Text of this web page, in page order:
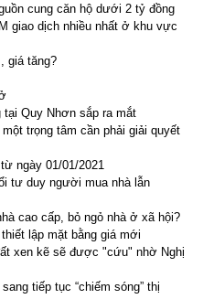
cung căn hộ dưới 2 tỷ đồng
giao dịch nhiều nhất ở khu vực
giá tăng?
tại Quy Nhơn sắp ra mắt
trọng tâm cần phải giải quyết
ngày 01/01/2021
tư duy người mua nhà lẫn
cao cấp, bỏ ngỏ nhà ở xã hội?
lập mặt bằng giá mới
xen kẽ sẽ được "cứu" nhờ Nghị
tiếp tục “chiếm sóng” thị